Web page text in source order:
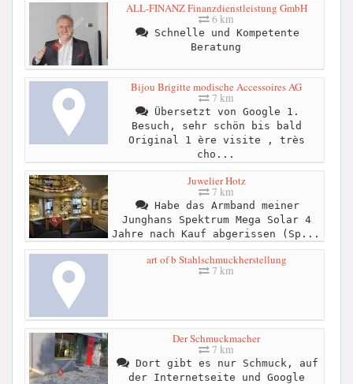
ALL-FINANZ Finanzdienstleistung GmbH
6 km
Schnelle und Kompetente
Beratung
Bijou Brigitte modische Accessoires AG
7 km
Übersetzt von Google 1.
Besuch, sehr schön bis bald
Original 1 ère visite , très
cho...
Juwelier Hotz
7 km
Habe das Armband meiner
Junghans Spektrum Mega Solar 4
Jahre nach Kauf abgerissen (Sp...
art of b Stahlschmuckherstellung
7 km
Der Schmuckmacher
7 km
Dort gibt es nur Schmuck, auf
der Internetseite und Google